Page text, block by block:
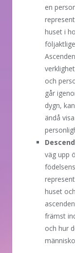
en
huset i
och
går
dygn,
ändå
väg upp
huset
främst
och hur